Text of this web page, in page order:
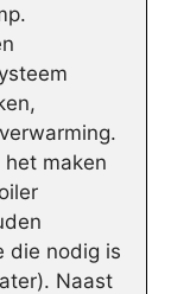
maken
die nodig is
Naast